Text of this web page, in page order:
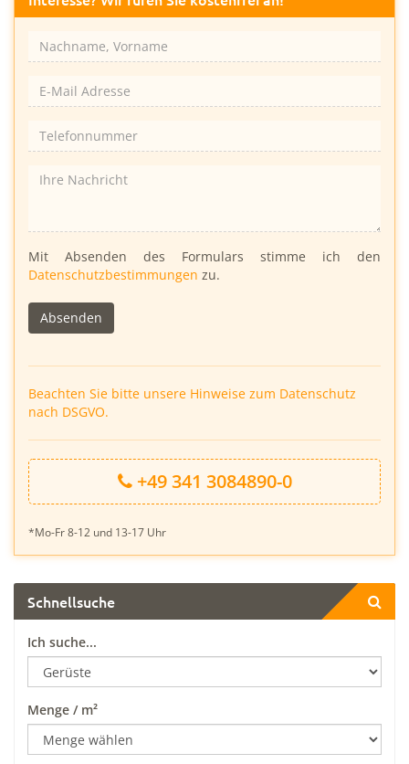
Bitte
lasse
Feld
leer.
Mit Absenden des Formulars stimme ich den
Datenschutzbestimmungen zu.
Beachten Sie bitte unsere Hinweise zum Datenschutz
nach DSGVO.
+49 341 3084890-0
*Mo-Fr 8-12 und 13-17 Uhr
Schnellsuche
Ich suche...
Menge / m²